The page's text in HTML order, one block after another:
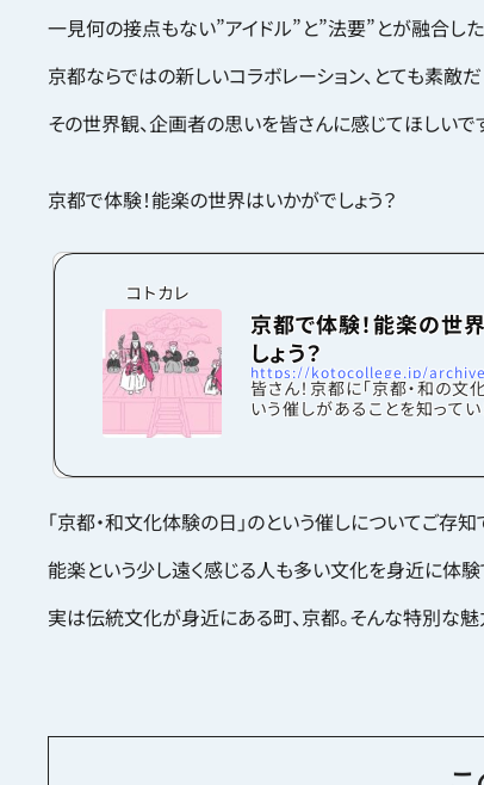
ラボレーション」を目指したと
は...
一見何の接点もない”アイドル”と”法要”とが融合した
京都ならではの新しいコラボレーション、とても素敵
その世界観、企画者の思いを皆さんに感じてほしいで
京都で体験！能楽の世界はいかがでしょう？
コトカレ
京都で体験！能楽の世
しょう？
https://kotocollege.jp/
皆さん！京都に「京都・和の文
いう催しがあることを知って
26年からです。きっかけは、
東京オリンピック・パラリンピ
祭典であると共に文化の祭典
ラムをいち早くやらなければ
た、...
「京都・和文化体験の日」のという催しについてご存
能楽という少し遠く感じる人も多い文化を身近に体験
実は伝統文化が身近にある町、京都。そんな特別な魅